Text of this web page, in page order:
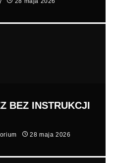
BEZ INSTRUKCJI
28 maja 2026